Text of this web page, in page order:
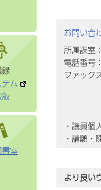
ム
室
お問い合
所属課室
電話番
ファッ
・議員個
・請願
より良い